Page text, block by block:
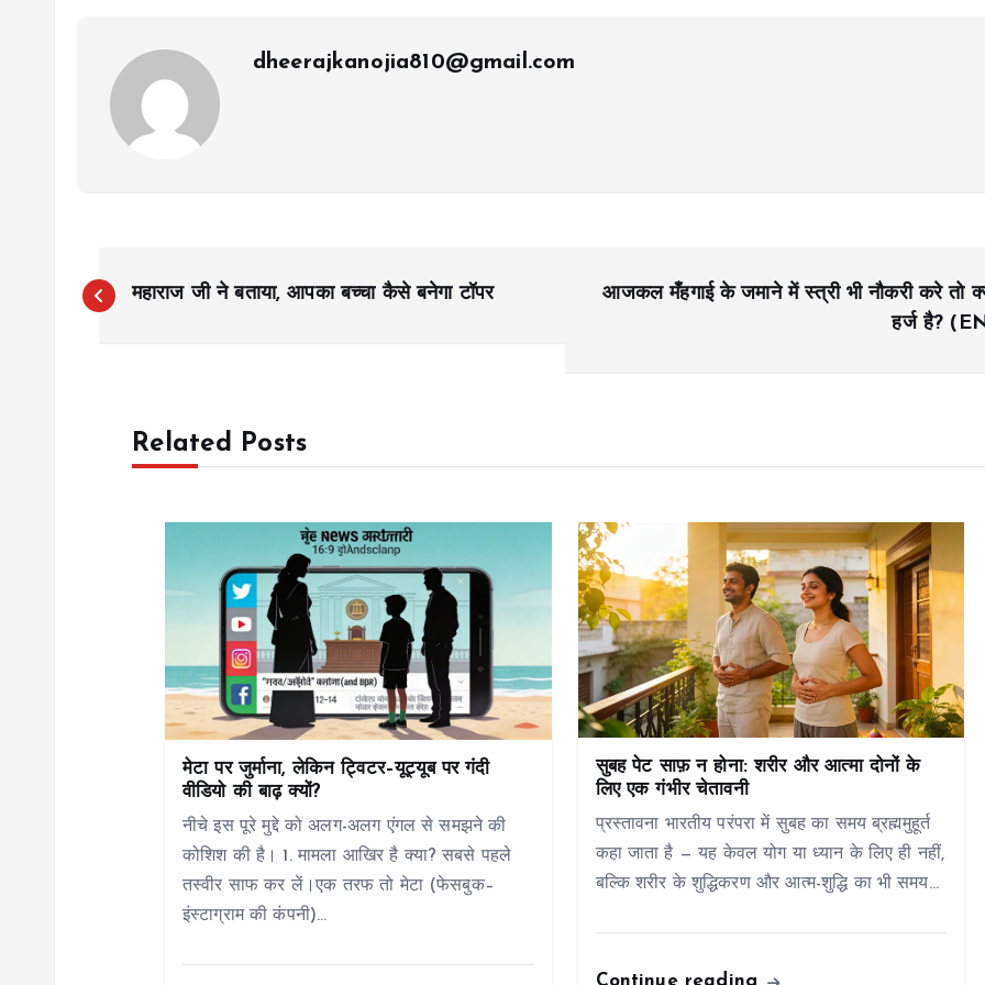
dheerajkanojia810@gmail.com
P
महाराज जी ने बताया, आपका बच्चा कैसे बनेगा टॉपर
आजकल मँहगाई के जमाने में स्त्री भी नौकरी करे तो
हर्ज है?
Related Posts
मेटा पर जुर्माना, लेकिन ट्विटर–यूट्यूब पर गंदी
वीडियो की बाढ़ क्यों?
नीचे इस पूरे मुद्दे को अलग-अलग एंगल से समझने की
कोशिश की है। 1. मामला आखिर है क्या? सबसे पहले
तस्वीर साफ कर लें।एक तरफ तो मेटा (फेसबुक–
इंस्टाग्राम की कंपनी)…
सुबह पेट साफ़ न होना: शरीर और आत्मा दोनों के
लिए एक गंभीर चेतावनी
प्रस्तावना भारतीय परंपरा में सुबह का समय ब्रह्ममुहूर्त
कहा जाता है — यह केवल योग या ध्यान के लिए ही नहीं,
बल्कि शरीर के शुद्धिकरण और आत्म-शुद्धि का भी समय…